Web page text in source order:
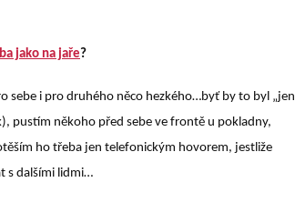
jako na jaře ?
sebe i pro druhého něco hezkého…byť by to byl „jen
pustím někoho před sebe ve frontě u pokladny,
ho třeba jen telefonickým hovorem, jestliže
s dalšími lidmi…